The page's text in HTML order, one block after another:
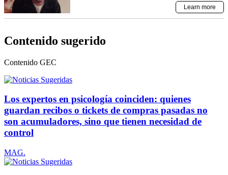
Contenido sugerido
Contenido GEC
Los expertos en psicología coinciden: quienes
guardan recibos o tickets de compras pasadas no
son acumuladores, sino que tienen necesidad de
control
MAG.